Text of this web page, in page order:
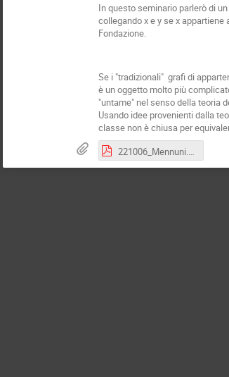
In questo seminario parlerò di
collegando x e y se x
Fondazione.
Se i "tradizionali" grafi di
è un oggetto molto più
"untame" nel senso della teoria
Usando idee provenienti dalla
classe non è chiusa per
221006_Mennuni.pdf